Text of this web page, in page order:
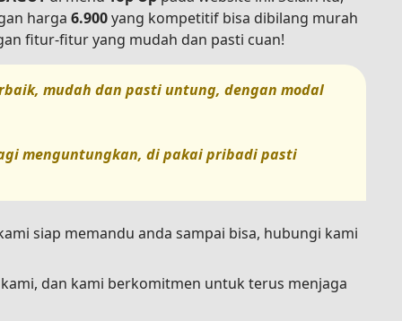
harga 6.900yang kompetitif bisa dibilang murah
fitur-fitur yang mudah dan pasti cuan!
mudah dan pasti untung, dengan modal
menguntungkan, di pakai pribadi pasti
siap memandu anda sampai bisa, hubungi kami
dan kami berkomitmen untuk terus menjaga